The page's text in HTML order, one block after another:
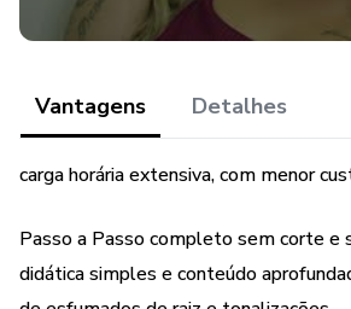
Vantagens Detalhes
carga horária extensiva, com menor
Passo a Passo completo sem corte e
didática simples e conteúdo